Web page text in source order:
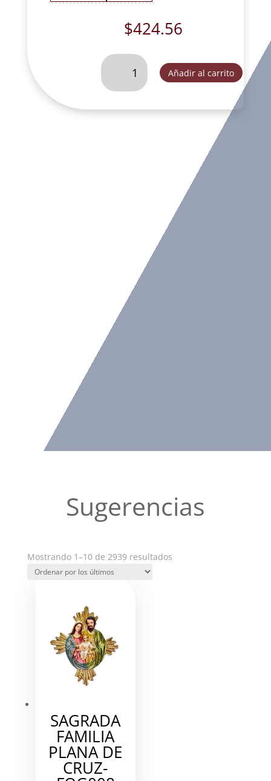
$424.56
REPISA
CONCHA
MEDIANA
OROS.
Añadir al carrito
Sugerencias
Mostrando 1–10 de 2939 resultadosOrdenado
SAGRADA
FAMILIA
PLANA DE
CRUZ-